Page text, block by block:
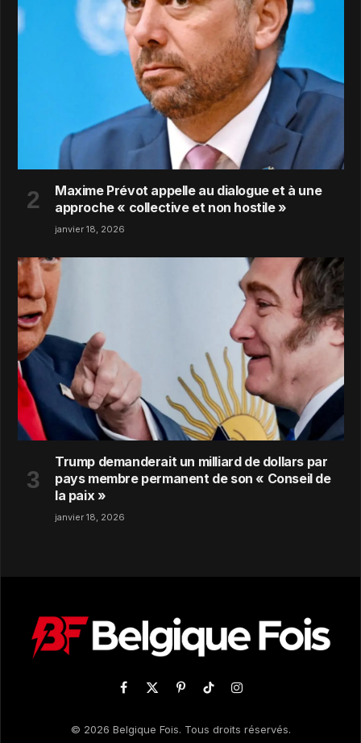
Maxime Prévot appelle au dialogue et à une
approche « collective et non hostile »
janvier 18, 2026
Trump demanderait un milliard de dollars par
pays membre permanent de son « Conseil de
la paix »
janvier 18, 2026
Facebook
X
PinterestTikTokInstagram
© 2026 Belgique Fois. Tous droits réservés.